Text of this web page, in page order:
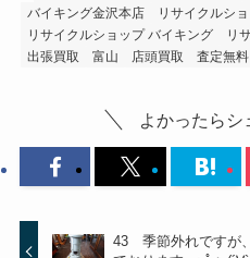
バイキング金沢本店
リサイクルシ
リサイクルショップ バイキング
リ
出張買取
富山 店頭買取 査定無料
よかったらシ
43 季節外れですが